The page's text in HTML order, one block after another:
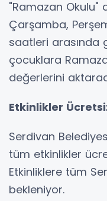
"Ramazan Okulu"
Çarşamba,
saatleri arasında
çocuklara
değerlerini
Etkinlikler
Serdivan
tüm etkinlikler
Etkinliklere tüm
bekleniyor.